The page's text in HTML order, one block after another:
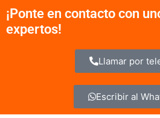
contenido
¡Ponte en contacto con
expertos!
Llamar por
Escribir al